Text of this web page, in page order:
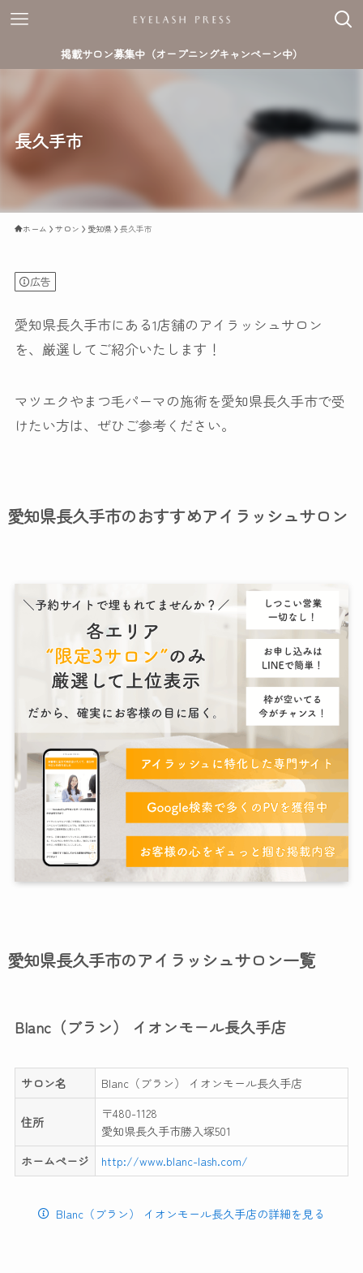
掲載サロン募集中（オープニングキャンペーン中）
長久手市
ホーム サロン 愛知県 長久手市
広告
愛知県長久手市にある1店舗のアイラッシュサロン
を、厳選してご紹介いたします！
マツエクやまつ毛パーマの施術を愛知県長久手市で受
けたい方は、ぜひご参考ください。
愛知県長久手市のおすすめアイラッシュサロン
愛知県長久手市のアイラッシュサロン一覧
Blanc（ブラン） イオンモール長久手店
サロン名 Blanc（ブラン） イオンモール長久手店
住所
〒480-1128
愛知県長久手市勝入塚501
ホームページ
http://www.blanc-lash.com/
Blanc（ブラン） イオンモール長久手店の詳細を見る